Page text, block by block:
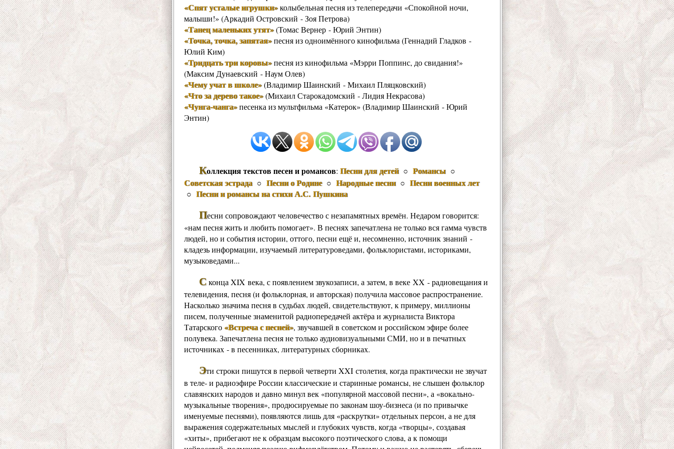
«Спят усталые игрушки»колыбельная песня из телепередачи «Спокойной ночи,
малыши!» (Аркадий Островский - Зоя Петрова)
«Танец маленьких утят»(Томас Вернер - Юрий Энтин)
«Точка, точка, запятая»песня из одноимённого кинофильма (Геннадий Гладков -
Юлий Ким)
«Тридцать три коровы»песня из кинофильма «Мэрри Поппинс, до свидания!»
(Максим Дунаевский - Наум Олев)
«Чему учат в школе»(Владимир Шаинский - Михаил Пляцковский)
«Что за дерево такое»(Михаил Старокадомский - Лидия Некрасова)
«Чунга-чанга»песенка из мультфильма «Катерок» (Владимир Шаинский - Юрий
Энтин)
Коллекция текстов песен и романсов: Песни для детей○ Романсы ○
Советская эстрада○ Песни о Родине○ Народные песни○ Песни военных лет
○ Песни и романсы на стихи А.С. Пушкина
Песни сопровождают человечество с незапамятных времён. Недаром говорится:
«нам песня жить и любить помогает». В песнях запечатлена не только вся гамма чувств
людей, но и события истории, оттого, песни ещё и, несомненно, источник знаний -
кладезь информации, изучаемый литературоведами, фольклористами, историками,
музыковедами...
Сконца XIX века, с появлением звукозаписи, а затем, в веке XX - радиовещания и
телевидения, песня (и фольклорная, и авторская) получила массовое распространение.
Насколько значима песня в судьбах людей, свидетельствуют, к примеру, миллионы
писем, полученные знаменитой радиопередачей актёра и журналиста Виктора
Татарского«Встреча с песней», звучавшей в советском и российском эфире более
полувека. Запечатлена песня не только аудиовизуальными СМИ, но и в печатных
источниках - в песенниках, литературных сборниках.
Эти строки пишутся в первой четверти XXI столетия, когда практически не звучат
в теле- и радиоэфире России классические и старинные романсы, не слышен фольклор
славянских народов и давно минул век «популярной массовой песни», а «вокально-
музыкальные творения», продюсируемые по законам шоу-бизнеса (и по привычке
именуемые песнями), появляются лишь для «раскрутки» отдельных персон, а не для
выражения содержательных мыслей и глубоких чувств, когда «творцы», создавая
«хиты», прибегают не к образцам высокого поэтического слова, а к помощи